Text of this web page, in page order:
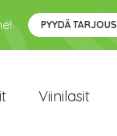
PYYDÄ TARJOUS
Viinilasit